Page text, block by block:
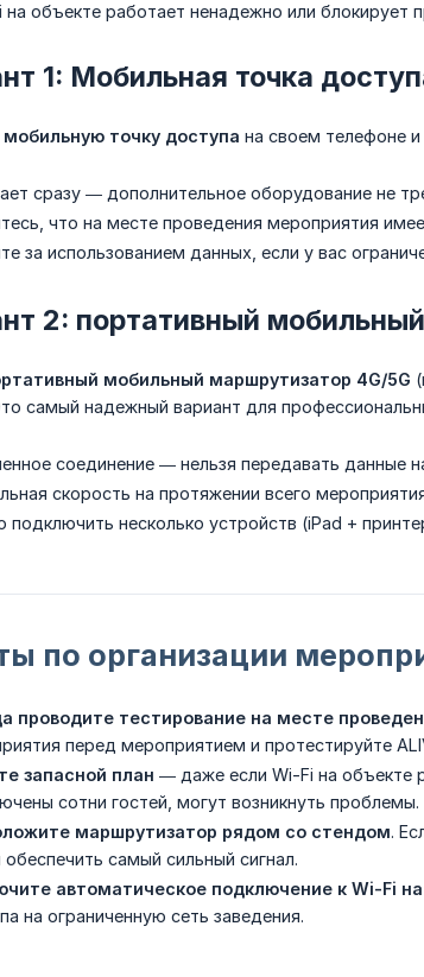
на объекте работает ненадежно или
1: Мобильная точка
мобильную точку доступа на своем телефоне
сразу — дополнительное оборудование не
что на месте проведения мероприятия
за использованием данных, если у вас
2: портативный
мобильный маршрутизатор 4G/5G
самый надежный вариант для
соединение — нельзя передавать данные
скорость на протяжении всего
несколько устройств (iPad +
по организации
проводите тестирование на месте
перед мероприятием и протестируйте
запасной план — даже если Wi-Fi на объекте
сотни гостей, могут возникнуть проблемы.
маршрутизатор рядом со стендом.
самый сильный сигнал.
автоматическое подключение к Wi-Fi
на ограниченную сеть заведения.